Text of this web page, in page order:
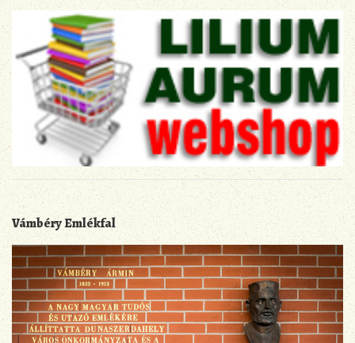
Vámbéry Emlékfal